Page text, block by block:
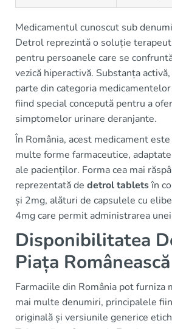
Medicamentul cunoscut sub
Detrol reprezintă o soluție
pentru persoanele care se
vezică hiperactivă. Substanța
parte din categoria
fiind special concepută pentru a
simptomelor urinare deranjante.
În România, acest medicament
multe forme farmaceutice,
ale pacienților. Forma cea mai
reprezentată de detrol tabletsîn
și 2mg, alături de capsulele cu
4mg care permit administrarea
Disponibilitatea
Piața Românească
Farmaciile din România pot furniza
mai multe denumiri, principalele
originală și versiunile generice